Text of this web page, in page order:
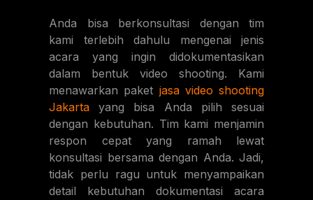
Anda bisa berkonsultasi dengan tim
kami terlebih dahulu mengenai jenis
acara yang ingin didokumentasikan
dalam bentuk video shooting. Kami
menawarkan paket jasa video shooting
Jakarta yang bisa Anda pilih sesuai
dengan kebutuhan. Tim kami menjamin
respon cepat yang ramah lewat
konsultasi bersama dengan Anda. Jadi,
tidak perlu ragu untuk menyampaikan
detail kebutuhan dokumentasi acara